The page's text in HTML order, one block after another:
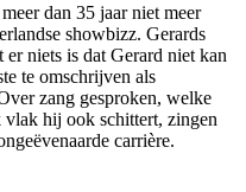
dan 35 jaar niet meer
showbizz. Gerards
er niets is dat Gerard niet kan
te omschrijven als
zang gesproken, welke
hij ook schittert, zingen
carrière.